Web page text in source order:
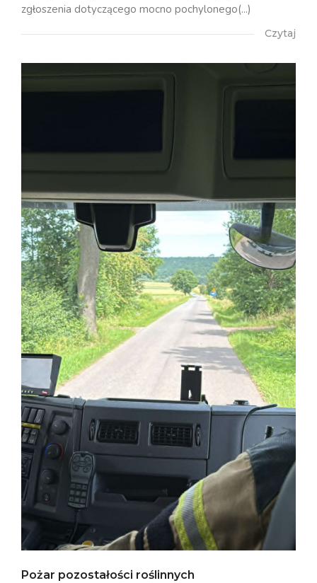
zgłoszenia dotyczącego mocno pochylonego(...)
Czytaj
Pożar pozostałości roślinnych